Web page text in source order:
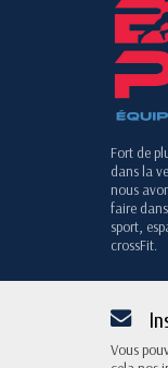
Fort de
dans la
nous
faire
sport,
crossFit.
Vous